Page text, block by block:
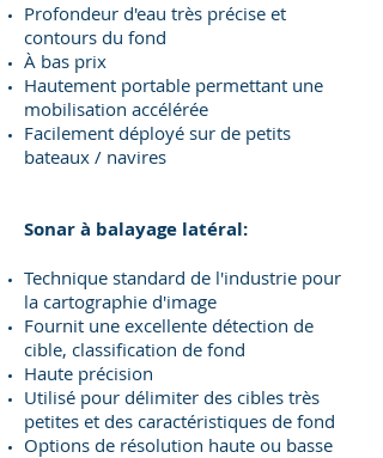
Profondeur d'eau très précise et
contours du fond
À bas prix
Hautement portable permettant une
mobilisation accélérée
Facilement déployé sur de petits
bateaux / navires
Sonar à balayage latéral:
Technique standard de l'industrie pour
la cartographie d'image
Fournit une excellente détection de
cible, classification de fond
Haute précision
Utilisé pour délimiter des cibles très
petites et des caractéristiques de fond
Options de résolution haute ou basse